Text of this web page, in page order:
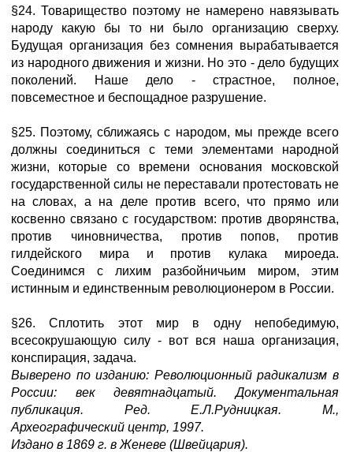
§24. Товарищество поэтому не намерено навязывать
народу какую бы то ни было организацию сверху.
Будущая организация без сомнения вырабатывается
из народного движения и жизни. Но это - дело будущих
поколений. Наше дело - страстное, полное,
повсеместное и беспощадное разрушение.
§25. Поэтому, сближаясь с народом, мы прежде всего
должны соединиться с теми элементами народной
жизни, которые со времени основания московской
государственной силы не переставали протестовать не
на словах, а на деле против всего, что прямо или
косвенно связано с государством: против дворянства,
против чиновничества, против попов, против
гилдейского мира и против кулака мироеда.
Соединимся с лихим разбойничьим миром, этим
истинным и единственным революционером в России.
§26. Сплотить этот мир в одну непобедимую,
всесокрушающую силу - вот вся наша организация,
конспирация, задача.
Выверено по изданию: Революционный радикализм в
России: век девятнадцатый. Документальная
публикация. Ред. Е.Л.Рудницкая. М.,
Археографический центр, 1997.
Издано в 1869 г. в Женеве (Швейцария).